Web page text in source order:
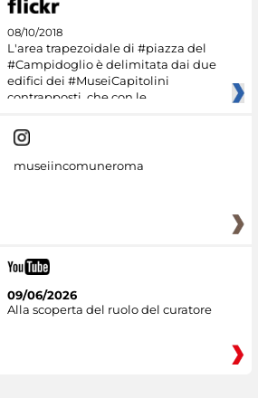
08/10/2018
L'area trapezoidale di #piazza del
#Campidoglio è delimitata dai due
edifici dei #MuseiCapitolini
contrapposti, che con le
museiincomuneroma
09/06/2026
Alla scoperta del ruolo del curatore